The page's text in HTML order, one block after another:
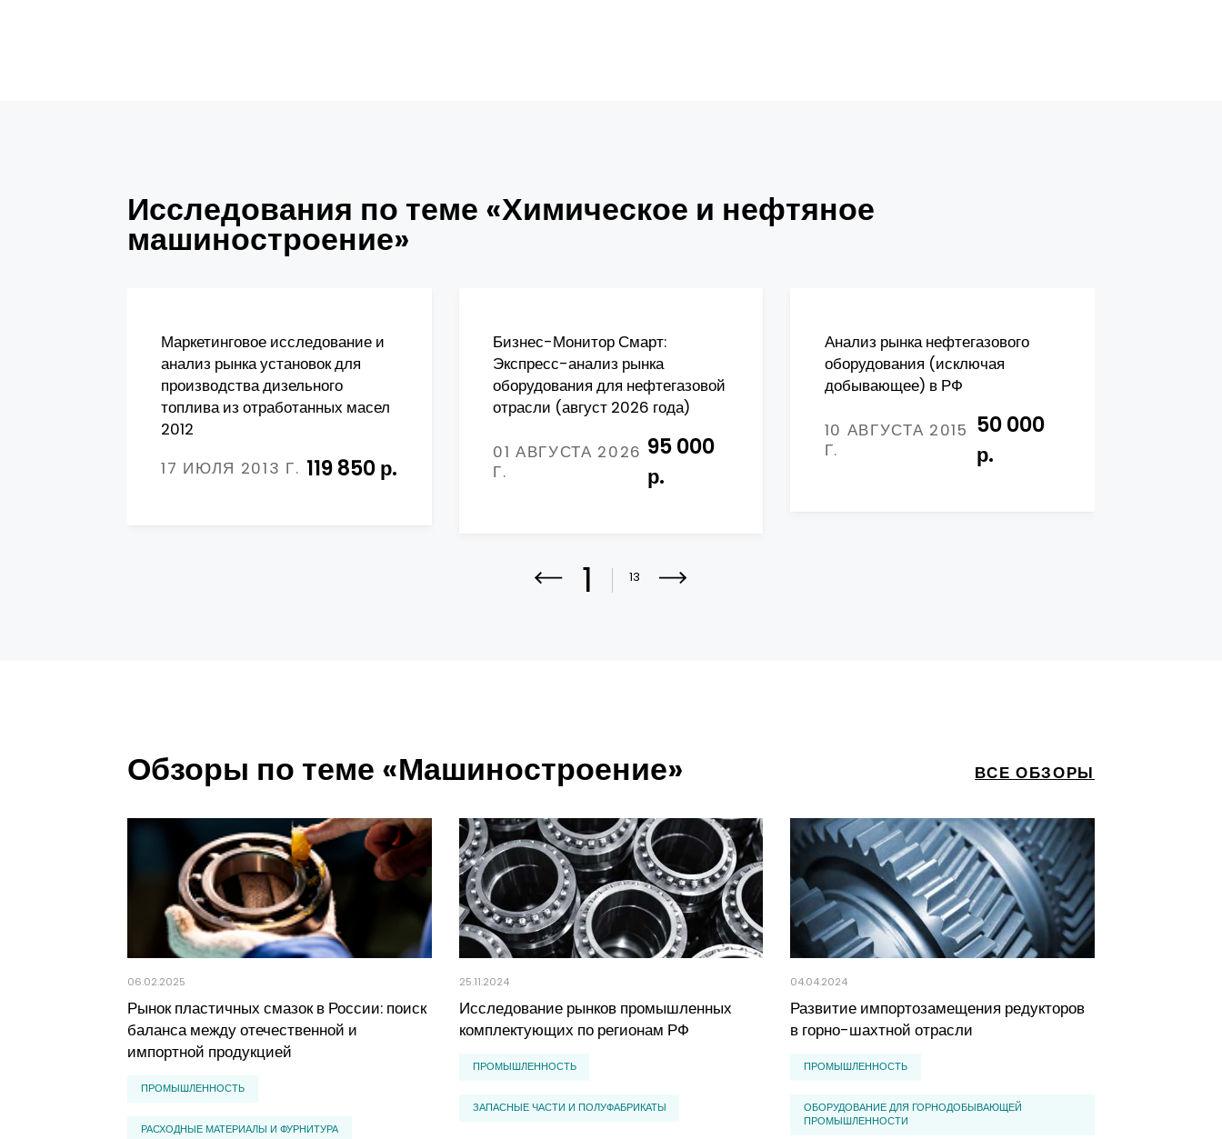
Исследования по теме «Химическое и нефтяное
машиностроение»
Маркетинговое исследование и
анализ рынка установок для
производства дизельного
топлива из отработанных масел
2012
17 ИЮЛЯ 2013 Г. 119 850 р.
Бизнес-Монитор Смарт:
Экспресс-анализ рынка
оборудования для нефтегазовой
отрасли (август 2026 года)
01 АВГУСТА 2026
Г.
95 000
р.
Анализ рынка нефтегазового
оборудования (исключая
добывающее) в РФ
10 АВГУСТА 2015
Г.
50 000
р.
1 13
Обзоры по теме «Машиностроение» ВСЕ ОБЗОРЫ
06.02.2025
Рынок пластичных смазок в России: поиск
баланса между отечественной и
импортной продукцией
ПРОМЫШЛЕННОСТЬ
РАСХОДНЫЕ МАТЕРИАЛЫ И ФУРНИТУРА
25.11.2024
Исследование рынков промышленных
комплектующих по регионам РФ
ПРОМЫШЛЕННОСТЬ
ЗАПАСНЫЕ ЧАСТИ И ПОЛУФАБРИКАТЫ
04.04.2024
Развитие импортозамещения редукторов
в горно-шахтной отрасли
ПРОМЫШЛЕННОСТЬ
ОБОРУДОВАНИЕ ДЛЯ ГОРНОДОБЫВАЮЩЕЙ
ПРОМЫШЛЕННОСТИ